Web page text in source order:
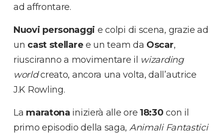
ad affrontare.
Nuovi personaggi e colpi di scena, grazie ad
un cast stellare e un team da Oscar,
riusciranno a movimentare il wizarding
worldcreato, ancora una volta, dall’autrice
J.K Rowling.
La maratona inizierà alle ore18:30 con il
primo episodio della saga, Animali Fantastici